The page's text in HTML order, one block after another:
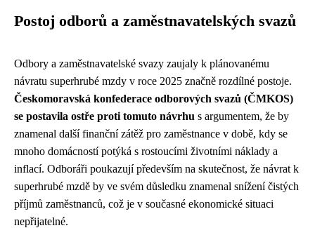
Postoj odborů a zaměstnavatelských svazů
Odbory a zaměstnavatelské svazy zaujaly k plánovanému
návratu superhrubé mzdy v roce 2025 značně rozdílné postoje.
Českomoravská konfederace odborových svazů (ČMKOS)
se postavila ostře proti tomuto návrhu s argumentem, že by
znamenal další finanční zátěž pro zaměstnance v době, kdy se
mnoho domácností potýká s rostoucími životními náklady a
inflací. Odboráři poukazují především na skutečnost, že návrat k
superhrubé mzdě by ve svém důsledku znamenal snížení čistých
příjmů zaměstnanců, což je v současné ekonomické situaci
nepřijatelné.